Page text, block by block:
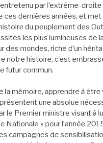
par l’extrême-
ces dernières années, et
du peuplement des
les plus lumineuses de
des mondes, riche d’un
notre histoire, c’est
futur commun.
la mémoire, apprendre à
une absolue
le Premier ministre visant à
Nationale » pour l’année
campagnes de